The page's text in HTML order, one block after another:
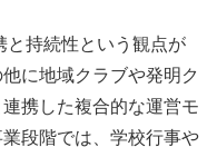
持続性という観点が
に地域クラブや発明ク
携した複合的な運営モ
段階では、学校行事や